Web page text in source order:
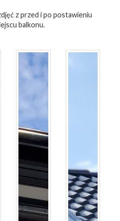
z przed i po postawieniu
balkonu.